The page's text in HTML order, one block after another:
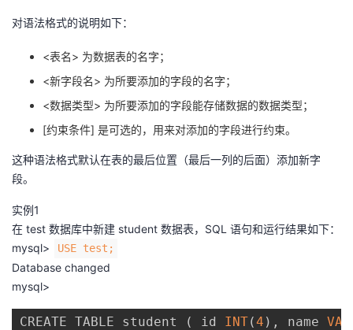
博
的
坛
我
圈
的
我
动
关
注
堂
的
我
证
实
验
的
收
藏
我
技
持
的
建
议
对语法格式的说明如下：
<表名> 为数据表的名字；
<新字段名> 为所要添加的字段的名字；
<数据类型> 为所要添加的字段能存储数据的数据类型；
[约束条件] 是可选的，用来对添加的字段进行约束。
这种语法格式默认在表的最后位置（最后一列的后面）添加新字
段。
实例1
在 test 数据库中新建 student 数据表，SQL 语句和运行结果如下：
mysql>
USE test;
Database changed
mysql>
CREATE TABLE student ( id INT(4 ) , name